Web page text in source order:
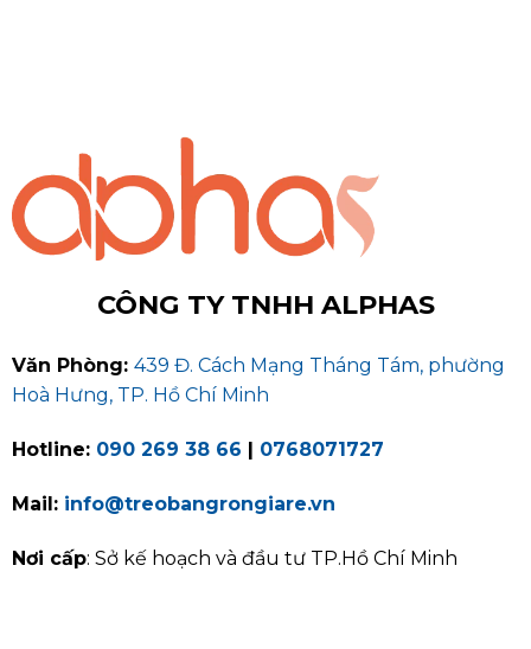
CÔNG TY TNHH ALPHAS
Văn Phòng: 439 Đ. Cách Mạng Tháng Tám, phường
Hoà Hưng, TP. Hồ Chí Minh
Hotline: 090 269 38 66 | 0768071727
Mail: info@treobangrongiare.vn
Nơi cấp: Sở kế hoạch và đầu tư TP.Hồ Chí Minh